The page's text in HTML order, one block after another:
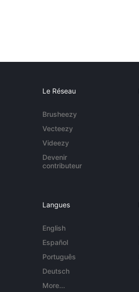
Le Réseau
Brusheezy
Vecteezy
Videezy
Devenir
contributeur
Langues
English
Español
Português
Deutsch
More...